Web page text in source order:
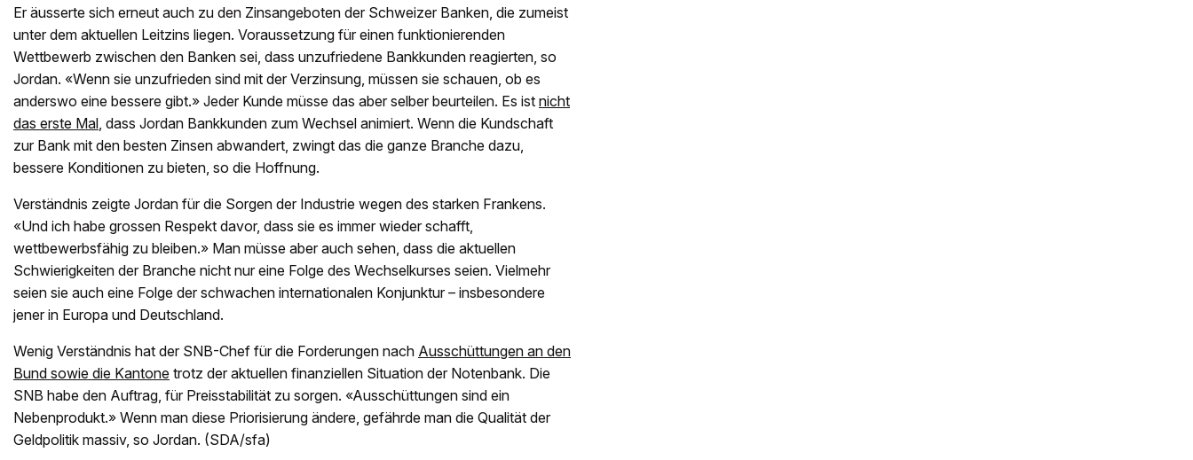
Er äusserte sich erneut auch zu den Zinsangeboten der Schweizer Banken, die zumeist
unter dem aktuellen Leitzins liegen. Voraussetzung für einen funktionierenden
Wettbewerb zwischen den Banken sei, dass unzufriedene Bankkunden reagierten, so
Jordan. «Wenn sie unzufrieden sind mit der Verzinsung, müssen sie schauen, ob es
anderswo eine bessere gibt.» Jeder Kunde müsse das aber selber beurteilen. Es ist nicht
das erste Mal , dass Jordan Bankkunden zum Wechsel animiert. Wenn die Kundschaft
zur Bank mit den besten Zinsen abwandert, zwingt das die ganze Branche dazu,
bessere Konditionen zu bieten, so die Hoffnung.
Verständnis zeigte Jordan für die Sorgen der Industrie wegen des starken Frankens.
«Und ich habe grossen Respekt davor, dass sie es immer wieder schafft,
wettbewerbsfähig zu bleiben.» Man müsse aber auch sehen, dass die aktuellen
Schwierigkeiten der Branche nicht nur eine Folge des Wechselkurses seien. Vielmehr
seien sie auch eine Folge der schwachen internationalen Konjunktur – insbesondere
jener in Europa und Deutschland.
Wenig Verständnis hat der SNB-Chef für die Forderungen nach Ausschüttungen an den
Bund sowie die Kantone trotz der aktuellen finanziellen Situation der Notenbank. Die
SNB habe den Auftrag, für Preisstabilität zu sorgen. «Ausschüttungen sind ein
Nebenprodukt.» Wenn man diese Priorisierung ändere, gefährde man die Qualität der
Geldpolitik massiv, so Jordan. (SDA/sfa)